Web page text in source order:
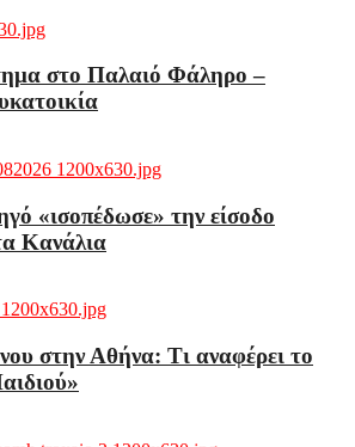
στο Παλαιό Φάληρο –
«ισοπέδωσε» την είσοδο
Κανάλια
στην Αθήνα: Τι αναφέρει το